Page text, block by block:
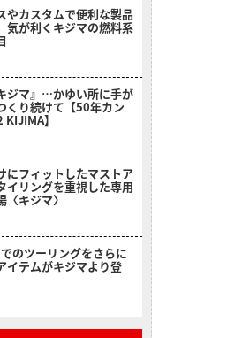
やカスタムで便利な製品
気が利くキジマの燃料系
ジマ』…かゆい所に手が
くり続けて【50年カン
】
にフィットしたマストア
イリングを重視した専用
キジマ〉
のツーリングをさらに
イテムがキジマより登